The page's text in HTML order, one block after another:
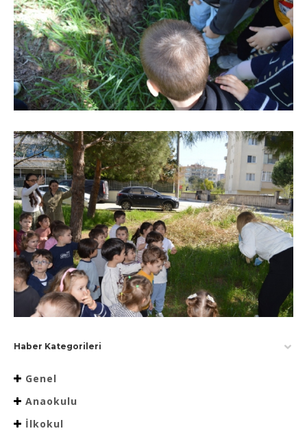
Haber Kategorileri
Genel
Anaokulu
İlkokul